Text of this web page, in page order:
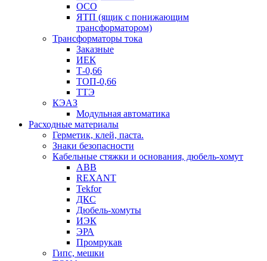
ОСО
ЯТП (ящик с понижающим
трансформатором)
Трансформаторы тока
Заказные
ИЕК
Т-0,66
ТОП-0,66
ТТЭ
КЭАЗ
Модульная автоматика
Расходные материалы
Герметик, клей, паста.
Знаки безопасности
Кабельные стяжки и основания, дюбель-хомут
ABB
REXANT
Tekfor
ДКС
Дюбель-хомуты
ИЭК
ЭРА
Промрукав
Гипс, мешки